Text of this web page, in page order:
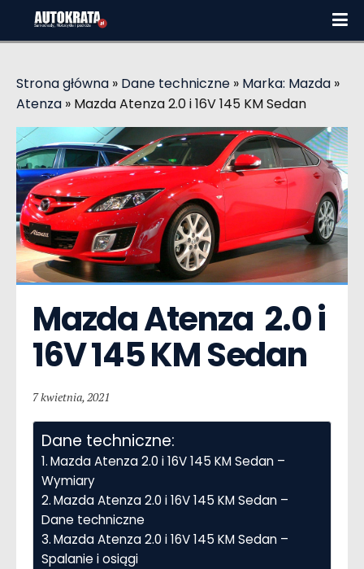
Strona główna » Dane techniczne » Marka: Mazda »
Atenza » Mazda Atenza 2.0 i 16V 145 KM Sedan
Mazda Atenza  2.0 i
16V 145 KM Sedan
7 kwietnia, 2021
Dane techniczne:
Mazda Atenza 2.0 i 16V 145 KM Sedan –
Wymiary
Mazda Atenza 2.0 i 16V 145 KM Sedan –
Dane techniczne
Mazda Atenza 2.0 i 16V 145 KM Sedan –
Spalanie i osiągi